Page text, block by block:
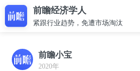
前瞻经济学人
紧跟行业趋势，免遭市场淘汰
前瞻小宝
2020年